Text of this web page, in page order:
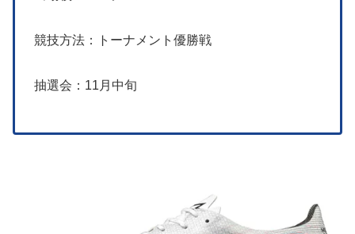
競技方法：トーナメント優勝戦
抽選会：11月中旬